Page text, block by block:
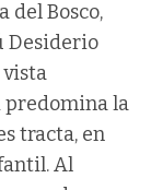
del Bosco,
Desiderio
vista
predomina la
tracta, en
Al